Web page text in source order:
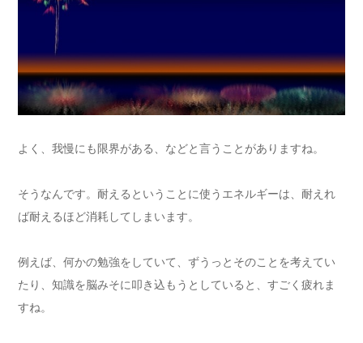
よく、我慢にも限界がある、などと言うことがありますね。
そうなんです。耐えるということに使うエネルギーは、耐えれ
ば耐えるほど消耗してしまいます。
例えば、何かの勉強をしていて、ずうっとそのことを考えてい
たり、知識を脳みそに叩き込もうとしていると、すごく疲れま
すね。